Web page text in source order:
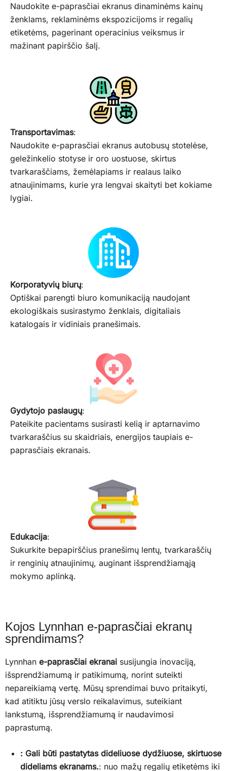
Naudokite e-paprasčiai ekranus dinaminėms kainų
ženklams, reklaminėms ekspozicijoms ir regalių
etiketėms, pagerinant operacinius veiksmus ir
mažinant papirščio šalį.
Transportavimas:
Naudokite e-paprasčiai ekranus autobusų stotelėse,
geležinkelio stotyse ir oro uostuose, skirtus
tvarkaraščiams, žemėlapiams ir realaus laiko
atnaujinimams, kurie yra lengvai skaityti bet kokiame
lygiai.
Korporatyvių biurų:
Optiškai parengti biuro komunikaciją naudojant
ekologiškais susirastymo ženklais, digitaliais
katalogais ir vidiniais pranešimais.
Gydytojo paslaugų:
Pateikite pacientams susirasti kelią ir aptarnavimo
tvarkaraščius su skaidriais, energijos taupiais e-
paprasčiais ekranais.
Edukacija:
Sukurkite bepapirščius pranešimų lentų, tvarkaraščių
ir renginių atnaujinimų, auginant išsprendžiamąją
mokymo aplinką.
Kojos Lynnhan e-paprasčiai ekranų
sprendimams?
Lynnhan e-paprasčiai ekranai susijungia inovaciją,
išsprendžiamumą ir patikimumą, norint suteikti
nepareikiamą vertę. Mūsų sprendimai buvo pritaikyti,
kad atitiktu jūsų verslo reikalavimus, suteikiant
lankstumą, išsprendžiamumą ir naudavimosi
paprastumą.
: Gali būti pastatytas dideliuose dydžiuose, skirtuose
dideliams ekranams.: nuo mažų regalių etiketėms iki